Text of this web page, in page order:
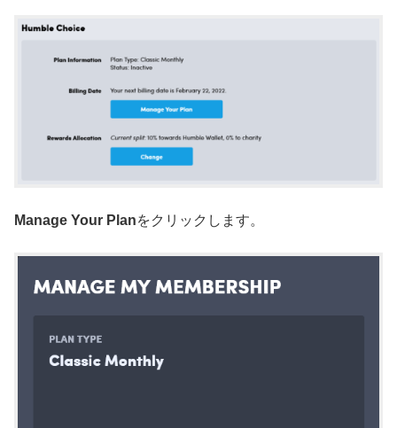
Manage Your Planをクリックします。